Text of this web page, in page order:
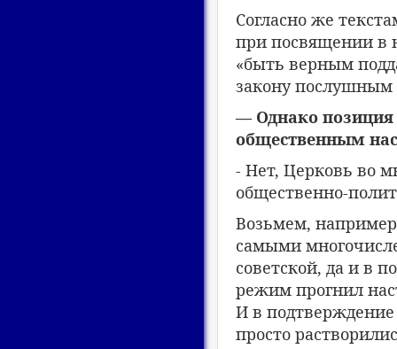
Согласно же
при посвящении в
«быть верным
закону послушным
— Однако позиция
общественным
- Нет, Церковь во
общественно-
Возьмем,
самыми
советской, да и в
режим прогнил
И в
просто